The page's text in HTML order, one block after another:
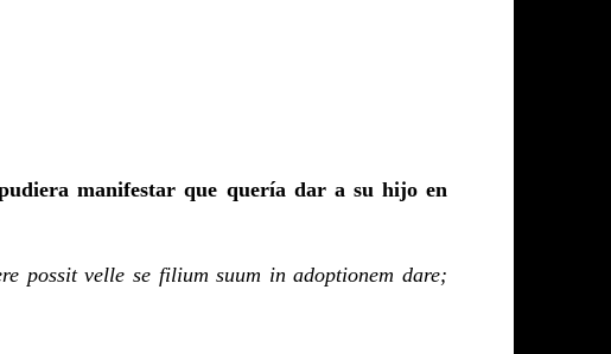
manifestar que quería dar a su hijo en
possit velle se filium suum in adoptionem dare;